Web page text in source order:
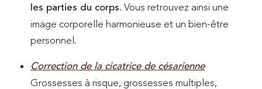
les parties du corps. Vous retrouvez ainsi une
image corporelle harmonieuse et un bien-être
personnel.
Correction de la cicatrice de césarienne
Grossesses à risque, grossesses multiples,